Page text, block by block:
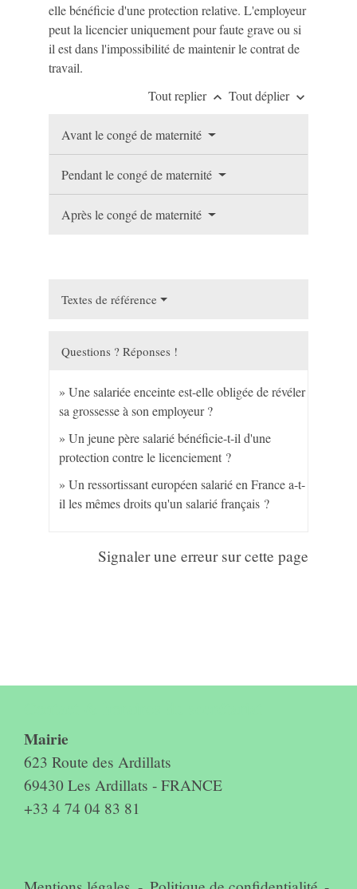
elle bénéficie d'une protection relative. L'employeur
peut la licencier uniquement pour faute grave ou si
il est dans l'impossibilité de maintenir le contrat de
travail.
Tout replier keyboard_arrow_up Tout déplier keyboard_arrow_down
Avant le congé de maternité
Pendant le congé de maternité
Après le congé de maternité
Textes de référence
Questions ? Réponses !
Une salariée enceinte est-elle obligée de révéler
sa grossesse à son employeur ?
Un jeune père salarié bénéficie-t-il d'une
protection contre le licenciement ?
Un ressortissant européen salarié en France a-t-
il les mêmes droits qu'un salarié français ?
Signaler une erreur sur cette page
Mairie
623 Route des Ardillats
69430 Les Ardillats - FRANCE
+33 4 74 04 83 81